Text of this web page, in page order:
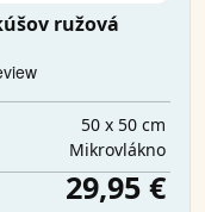
ružová
50 x 50 cm
Mikrovlákno
29,95 €